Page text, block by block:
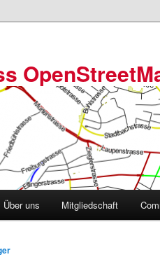
Über uns Mitgliedschaft